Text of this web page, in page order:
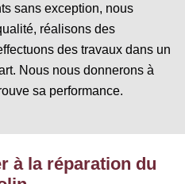
sans exception, nous
réalisons des
des travaux dans un
Nous nous donnerons à
sa performance.
à la réparation du